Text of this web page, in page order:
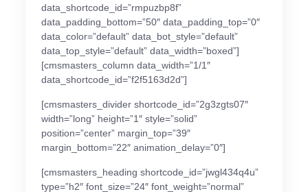
data_shortcode_id=”rmpuzbp8f”
data_padding_bottom=”50″ data_padding_top=”0″
data_color=”default” data_bot_style=”default”
data_top_style=”default” data_width=”boxed”]
[cmsmasters_column data_width=”1/1″
data_shortcode_id=”f2f5163d2d”]
[cmsmasters_divider shortcode_id=”2g3zgts07″
width=”long” height=”1″ style=”solid”
position=”center” margin_top=”39″
margin_bottom=”22″ animation_delay=”0″]
[cmsmasters_heading shortcode_id=”jwgl434q4u”
type=”h2″ font_size=”24″ font_weight=”normal”